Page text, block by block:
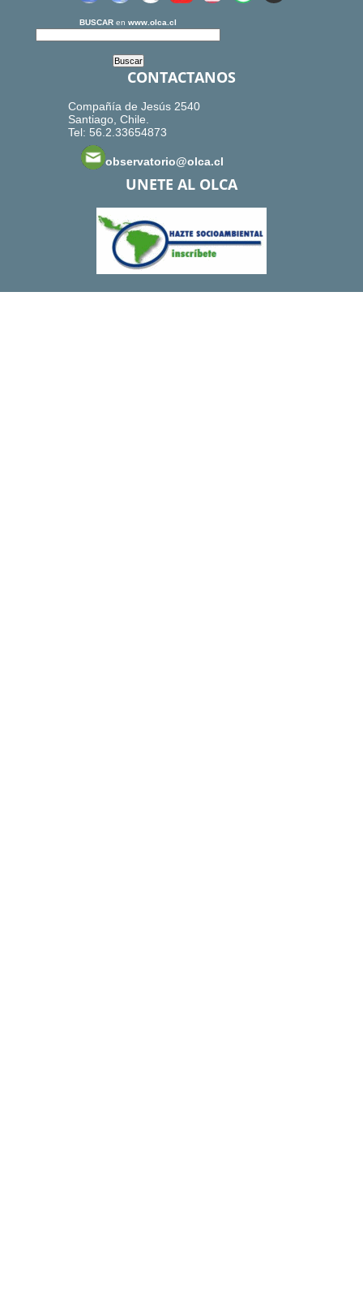
BUSCAR en www.olca.cl
CONTACTANOS
Compañía de Jesús 2540
Santiago, Chile.
Tel: 56.2.33654873
observatorio@olca.cl
UNETE AL OLCA